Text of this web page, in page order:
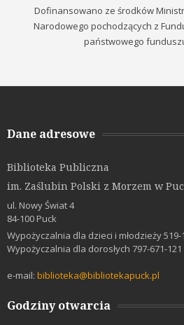
Dofinansowano ze środków
Narodowego pochodzących z
państwowego
Dane adresowe
Biblioteka Publiczna
im. Zaślubin Polski z Morzem w
ul. Nowy Świat 4
84-100 Puck
Wypożyczalnia dla dzieci i młodzieży 519-
Wypożyczalnia dla dorosłych 797-671-121
e-mail: biblioteka@bibliotekapuck.pl
Godziny otwarcia